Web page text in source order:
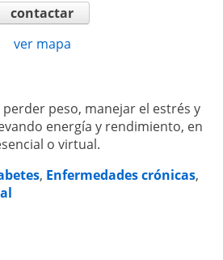
contactar
ver mapa
peso, manejar el estrés y
energía y rendimiento, en
o virtual.
, Enfermedades crónicas,